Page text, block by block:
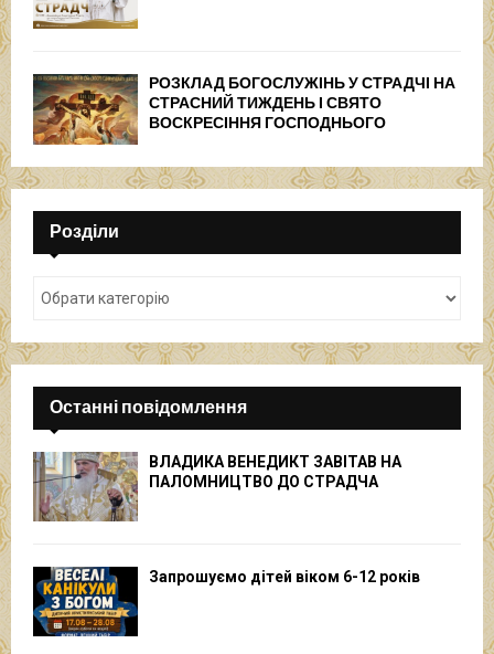
РОЗКЛАД БОГОСЛУЖІНЬ У СТРАДЧІ НА
СТРАСНИЙ ТИЖДЕНЬ І СВЯТО
ВОСКРЕСІННЯ ГОСПОДНЬОГО
Розділи
Останні повідомлення
ВЛАДИКА ВЕНЕДИКТ ЗАВІТАВ НА
ПАЛОМНИЦТВО ДО СТРАДЧА
Запрошуємо дітей віком 6-12 років